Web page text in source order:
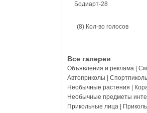
Бодиарт-28
(8) Кол-во голосов
Все галереи
Объявления и реклама
Автоприколы
Необычные растения
Необычные предметы
Прикольные лица